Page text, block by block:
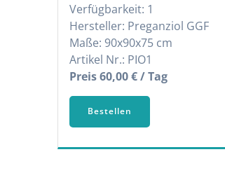
Verfügbarkeit: 1
Hersteller: Preganziol GGF
Maße: 90x90x75 cm
Artikel Nr.: PIO1
Preis 60,00 € / Tag
Bestellen